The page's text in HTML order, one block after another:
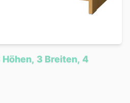
3 Breiten, 4